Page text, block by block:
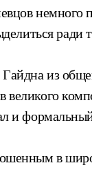
немного
ради
из
и
в